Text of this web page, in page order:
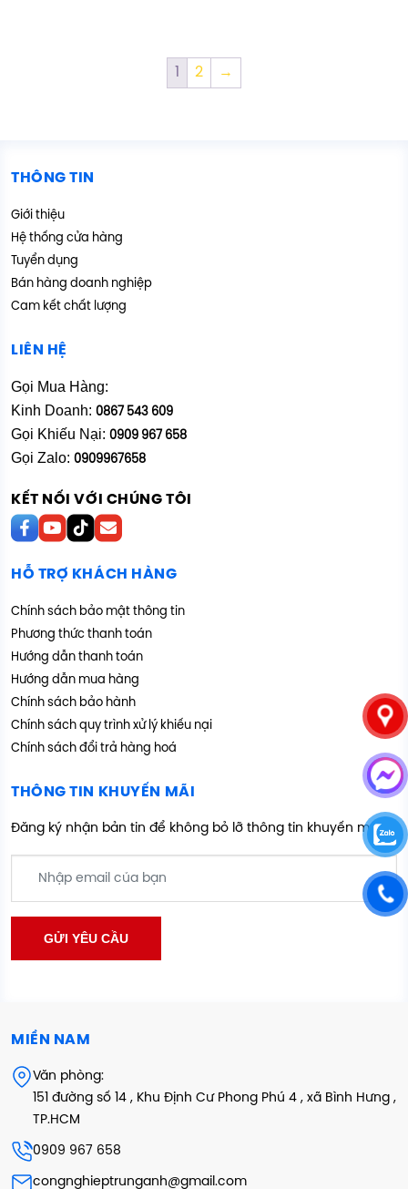
1 2 →
THÔNG TIN
Giới thiệu
Hệ thống cửa hàng
Tuyển dụng
Bán hàng doanh nghiệp
Cam kết chất lượng
LIÊN HỆ
Gọi Mua Hàng:
Kinh Doanh: 0867 543 609
Gọi Khiếu Nại: 0909 967 658
Gọi Zalo: 0909967658
KẾT NỐI VỚI CHÚNG TÔI
HỖ TRỢ KHÁCH HÀNG
Chính sách bảo mật thông tin
Phương thức thanh toán
Hướng dẫn thanh toán
Hướng dẫn mua hàng
Chính sách bảo hành
Chính sách quy trình xử lý khiếu nại
Chính sách đổi trả hàng hoá
THÔNG TIN KHUYẾN MÃI
Đăng ký nhận bản tin để không bỏ lỡ thông tin khuyến mãi
MIỀN NAM
Văn phòng:
151 đường số 14 , Khu Định Cư Phong Phú 4 , xã Bình Hưng ,
TP.HCM
0909 967 658
congnghieptrunganh@gmail.com